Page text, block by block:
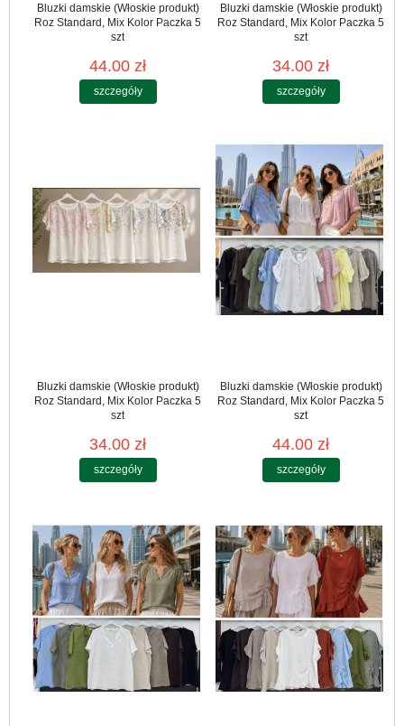
Bluzki damskie (Włoskie produkt)
Roz Standard, Mix Kolor Paczka 5
szt
44.00 zł
szczegóły
Bluzki damskie (Włoskie produkt)
Roz Standard, Mix Kolor Paczka 5
szt
34.00 zł
szczegóły
Bluzki damskie (Włoskie produkt)
Roz Standard, Mix Kolor Paczka 5
szt
34.00 zł
szczegóły
Bluzki damskie (Włoskie produkt)
Roz Standard, Mix Kolor Paczka 5
szt
44.00 zł
szczegóły